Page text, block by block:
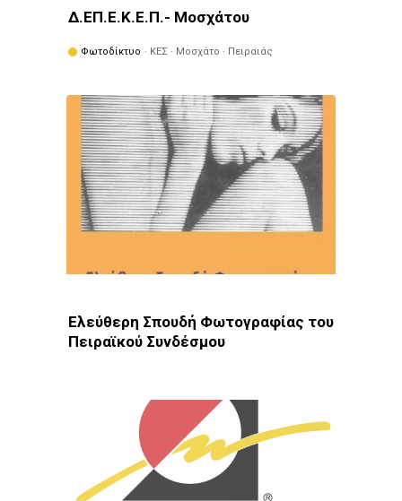
Δ.ΕΠ.Ε.Κ.Ε.Π.- Μοσχάτου
Φωτοδίκτυο · ΚΕΣ · Μοσχάτο · Πειραιάς
Ελεύθερη Σπουδή Φωτογραφίας του
Πειραϊκού Συνδέσμου